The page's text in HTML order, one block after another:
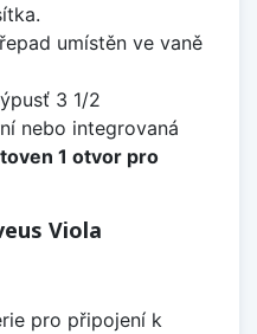
umístěn ve vaně
3 1/2
nebo integrovaná
1 otvor pro
Viola
pro připojení k